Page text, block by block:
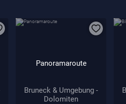
Panoramaroute
Bruneck & Umgebung -
Dolomiten